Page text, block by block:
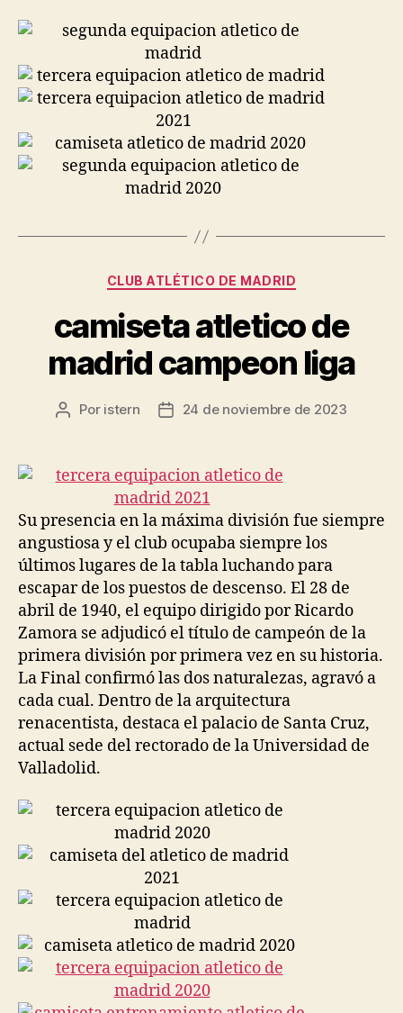
Categorías
CLUB ATLÉTICO DE MADRID
camiseta atletico de
madrid campeon liga
Autor
entrada
Por istern
Fecha
entrada
24 de noviembre de 2023
Su presencia en la máxima división fue siempre
angustiosa y el club ocupaba siempre los
últimos lugares de la tabla luchando para
escapar de los puestos de descenso. El 28 de
abril de 1940, el equipo dirigido por Ricardo
Zamora se adjudicó el título de campeón de la
primera división por primera vez en su historia.
La Final confirmó las dos naturalezas, agravó a
cada cual. Dentro de la arquitectura
renacentista, destaca el palacio de Santa Cruz,
actual sede del rectorado de la Universidad de
Valladolid.